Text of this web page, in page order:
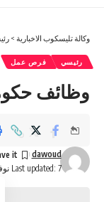
وكالة تليسكوب الاخبارية >
رئيسي فرص عمل
وظائف
Last updated: 7 نوفمبر، 2025 10:39 ص
dawoud